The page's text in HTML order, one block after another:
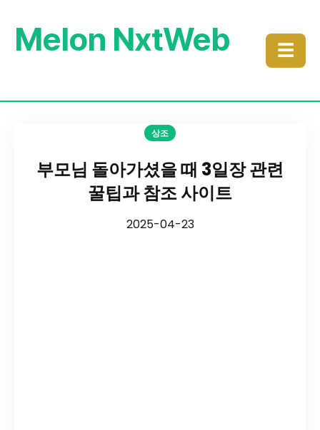
Melon NxtWeb ☰
상조
부모님 돌아가셨을 때 3일장 관련
꿀팁과 참조 사이트
2025-04-23